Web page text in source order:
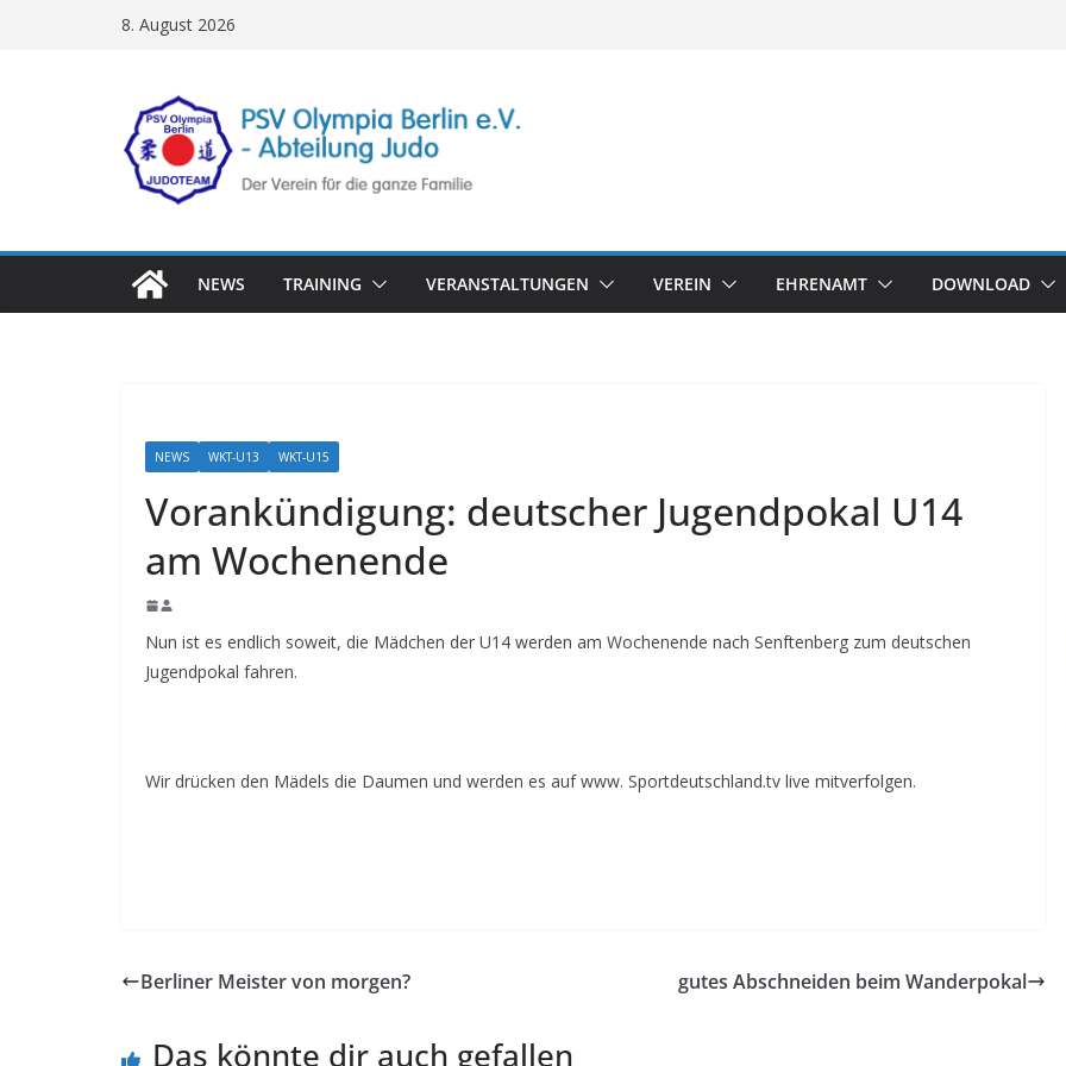
8. August 2026
NEWS TRAINING VERANSTALTUNGEN VEREIN EHRENAMT DOWNLOAD
NEWS WKT-U13 WKT-U15
Vorankündigung: deutscher Jugendpokal U14
am Wochenende
Nun ist es endlich soweit, die Mädchen der U14 werden am Wochenende nach Senftenberg zum deutschen
Jugendpokal fahren.
Wir drücken den Mädels die Daumen und werden es auf www. Sportdeutschland.tv live mitverfolgen.
Berliner Meister von morgen? gutes Abschneiden beim Wanderpokal
Das könnte dir auch gefallen